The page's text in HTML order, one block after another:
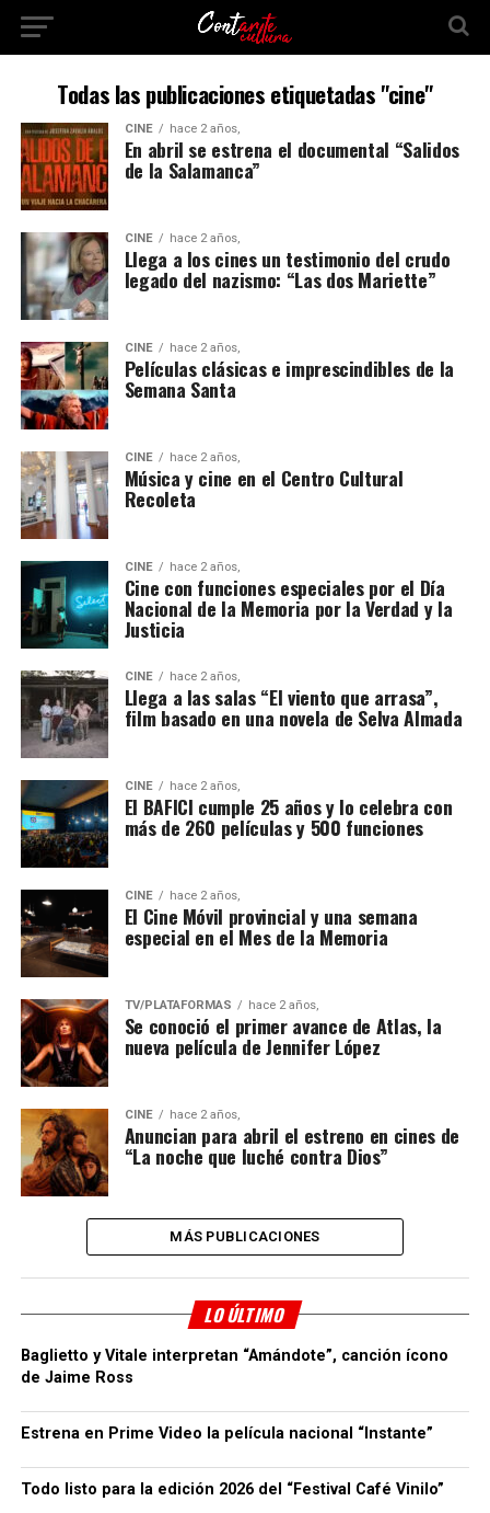
Todas las publicaciones etiquetadas "cine"
CINE hace 2 años,
En abril se estrena el documental “Salidos
de la Salamanca”
CINE hace 2 años,
Llega a los cines un testimonio del crudo
legado del nazismo: “Las dos Mariette”
CINE hace 2 años,
Películas clásicas e imprescindibles de la
Semana Santa
CINE hace 2 años,
Música y cine en el Centro Cultural
Recoleta
CINE hace 2 años,
Cine con funciones especiales por el Día
Nacional de la Memoria por la Verdad y la
Justicia
CINE hace 2 años,
Llega a las salas “El viento que arrasa”,
film basado en una novela de Selva Almada
CINE hace 2 años,
El BAFICI cumple 25 años y lo celebra con
más de 260 películas y 500 funciones
CINE hace 2 años,
El Cine Móvil provincial y una semana
especial en el Mes de la Memoria
TV/PLATAFORMAS hace 2 años,
Se conoció el primer avance de Atlas, la
nueva película de Jennifer López
CINE hace 2 años,
Anuncian para abril el estreno en cines de
“La noche que luché contra Dios”
MÁS PUBLICACIONES
LO ÚLTIMO
Baglietto y Vitale interpretan “Amándote”, canción ícono
de Jaime Ross
Estrena en Prime Video la película nacional “Instante”
Todo listo para la edición 2026 del “Festival Café Vinilo”